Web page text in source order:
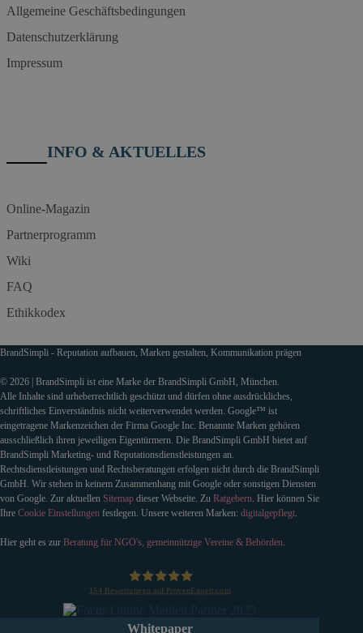
Allgemeine Geschäftsbedingungen
Datenschutzerklärung
Impressum
INFO & AKTUELLES
Online-Magazin
Partnerprogramm
Wiki
FAQ
Ethikkodex
BrandSimpli - Reputation aufbauen, Marken gestalten, Kommunikation prägen
© 2026 | BrandSimpli ist eine Marke der BrandSimpli GmbH, München.
Alle Inhalte sind urheberrechtlich geschützt und dürfen ohne ausdrückliches,
schriftliches Einverständnis nicht weiterverwendet werden. Google™ ist
eingetragene Markenzeichen der Firma Google Inc. Benannte Marken gehören
ausschließlich ihren jeweiligen Eigentürmern. Die BrandSimpli GmbH bietet auf
BrandSimpli Marketing- und Reputationsdienstleistungen an.
Rechtsdienstleistungen und Rechtsberatungen erfolgen nicht durch die BrandSimpli
GmbH. Wir stehen in keinem Zusammenhang mit Google oder sonstigen Diensten
von Google. Zur aktuellen Sitemap dieser Webseite. Zu Ratgebern . Hier können Sie
Ihre Cookie Einstellungen festlegen. Unsere weiteren Marken: digitalgepflegt
Hier geht es zur Beratung für NGO's, gemeinnützige Vereine & Behörden
154 Bewertungen auf ProvenExpert.com
Whitepaper